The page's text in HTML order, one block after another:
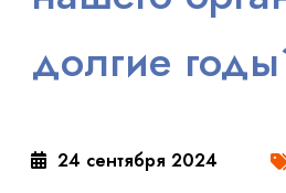
долгие
24 сентября 2024